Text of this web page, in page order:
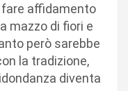
affidamento
mazzo di fiori e
però sarebbe
la tradizione,
diventa